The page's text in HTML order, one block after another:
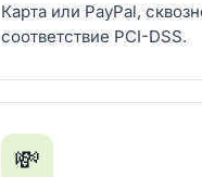
Карта или PayPal,
соответствие PCI-DSS.
💸